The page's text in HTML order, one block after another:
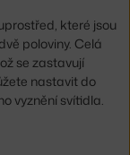
které jsou
poloviny. Celá
se zastavují
nastavit do
vyznění svítidla.